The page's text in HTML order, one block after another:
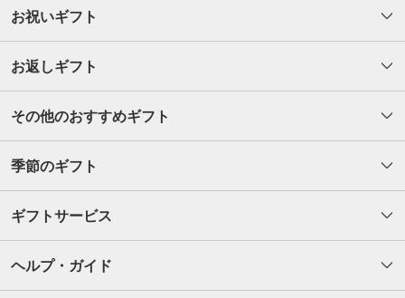
お祝いギフト
お返しギフト
その他のおすすめギフト
季節のギフト
ギフトサービス
ヘルプ・ガイド